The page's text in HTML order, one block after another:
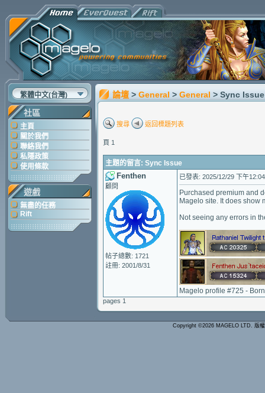
繁體中文(台灣)
社區
主頁
關於我們
聯絡我們
私隱政策
使用條款
遊戲
無盡的任務
Rift
論壇 > General > General > Sync Issue
搜尋 返回標題列表
頁 1
主題的留言: Sync Issue
Fenthen
顧問
帖子總數: 1721
註冊: 2001/8/31
已發表: 2025/12/29 下午12:04
Purchased premium and
Magelo site. It does show
Not seeing any errors in
Magelo profile #725 -
pages 1
Copyright ©2026 MAGELO LTD. 版